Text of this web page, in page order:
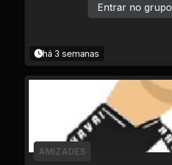
há 3 semanas
Entrar no grupo
AMIZADES